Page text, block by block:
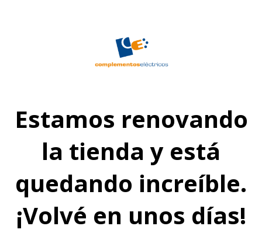
Estamos renovando
la tienda y está
quedando increíble.
¡Volvé en unos días!